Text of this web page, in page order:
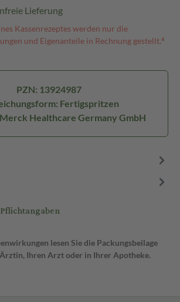
Lieferung
Kassenrezeptes werden nur die
und Eigenanteile in Rechnung gestellt.⁴
PZN: 13924987
Fertigspritzen
Healthcare Germany GmbH
lesen Sie die Packungsbeilage
Ihren Arzt oder in Ihrer Apotheke.